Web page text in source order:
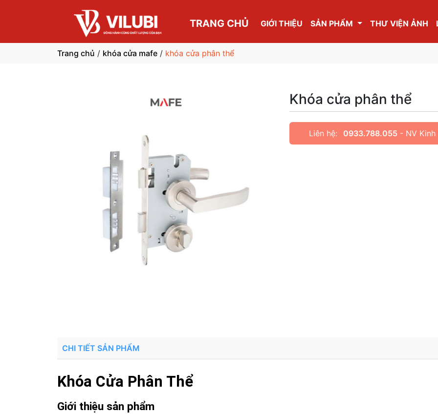
TRANG CHỦ GIỚI THIỆU SẢN PHẨM THƯ VIỆN ẢNH
Trang chủ / khóa cửa mafe / khóa cửa phân thể
Khóa cửa phân thể
Liên hệ: 0933.788.055 - NV Kinh
CHI TIẾT SẢN PHẨM
Khóa Cửa Phân Thể
Giới thiệu sản phẩm